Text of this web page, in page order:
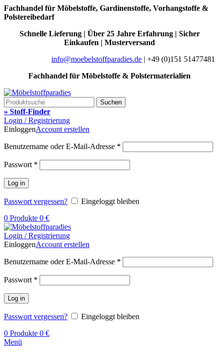
Fachhandel für Möbelstoffe, Gardinenstoffe, Vorhangstoffe &
Polstereibedarf
Schnelle Lieferung | Über 25 Jahre Erfahrung | Sicher
Einkaufen | Musterversand
info@moebelstoffparadies.de | +49 (0)151 51477481
Fachhandel für Möbelstoffe & Polstermaterialien
Suchen
» Stoff-Finder
Login / Registrierung
EinloggenAccount erstellen
Benutzername oder E-Mail-Adresse *
Passwort *
Log in
Passwort vergessen?
Eingeloggt bleiben
0 Produkte 0 €
Login / Registrierung
EinloggenAccount erstellen
Benutzername oder E-Mail-Adresse *
Passwort *
Log in
Passwort vergessen?
Eingeloggt bleiben
0 Produkte 0 €
Menü